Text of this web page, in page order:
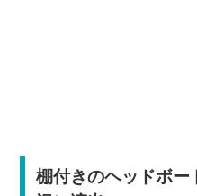
棚付きのヘッドボー